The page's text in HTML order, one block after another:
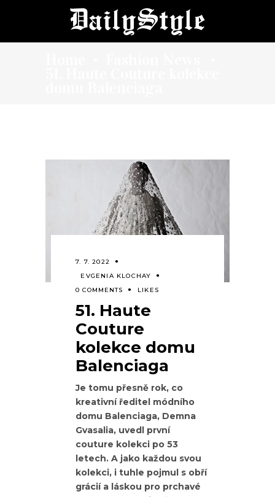
7. 7. 2022
EVGENIA KLOCHAY
0 COMMENTS
LIKES
51. Haute
Couture
kolekce domu
Balenciaga
Je tomu přesně rok, co
kreativní ředitel módního
domu Balenciaga, Demna
Gvasalia, uvedl první
couture kolekci po 53
letech. A jako každou svou
kolekci, i tuhle pojmul s obří
grácií a láskou pro prchavé